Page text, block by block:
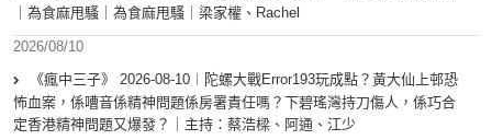
｜為食麻甩騷｜為食麻甩騷｜梁家權、Rachel
2026/08/10
《瘋中三子》 2026-08-10︱陀螺大戰Error193玩成點？黃大仙上邨恐
怖血案，係嘈音係精神問題係房署責任嗎？下碧瑤灣持刀傷人，係巧合
定香港精神問題又爆發？｜主持：蔡浩樑、阿通、江少